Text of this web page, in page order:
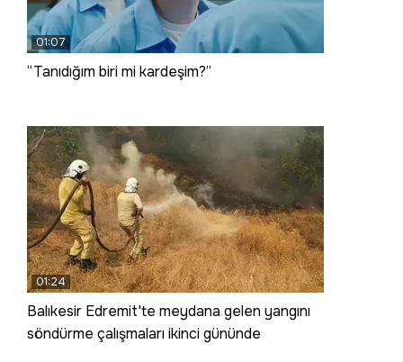
01:07
“Tanıdığım biri mi kardeşim?”
01:24
Balıkesir Edremit'te meydana gelen yangını
söndürme çalışmaları ikinci gününde